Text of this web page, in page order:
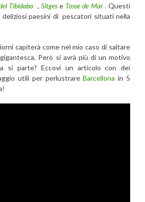
Tibidabo , Sitgese Tosse de Mar. Questi
paesini di pescatori situati nella
capiterà come nel mio caso di saltare
Però si avrà più di un motivo
si parte? Eccovi un articolo con dei
utili per perlustrareBarcellona in 5